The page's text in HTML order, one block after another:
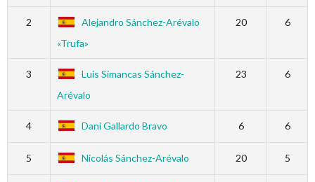
2
Alejandro Sánchez-Arévalo
«Trufa»
20 6
3
Luis Simancas Sánchez-
Arévalo
23 6
4 Dani Gallardo Bravo 6 6
5 Nicolás Sánchez-Arévalo 20 5